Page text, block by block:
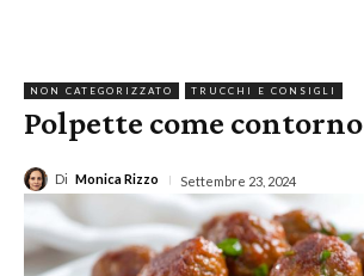
NON CATEGORIZZATO TRUCCHI E CONSIGLI
Polpette come contorno
Di Monica Rizzo Settembre 23, 2024